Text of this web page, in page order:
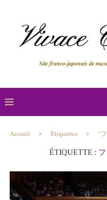
Site franco-japonais de
Accueil Étiquettes "
ÉTIQUETTE :